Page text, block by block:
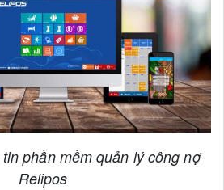
phần mềm quản lý công nợ
Relipos